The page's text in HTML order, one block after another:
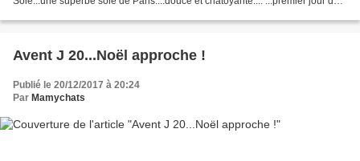
Avent J 20...Noël approche !
Publié le 20/12/2017 à 20:24
Par Mamychats